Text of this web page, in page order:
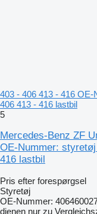
403 - 406 413 - 416
406 413 - 416 lastbil
5
Mercedes-Benz ZF
OE-Nummer:
416 lastbil
Pris efter forespørgsel
Styretøj
OE-Nummer:
dienen nur zu